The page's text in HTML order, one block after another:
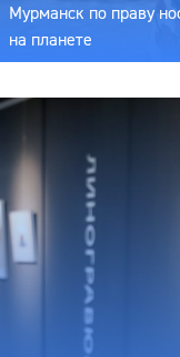
Мурманск по праву
на планете